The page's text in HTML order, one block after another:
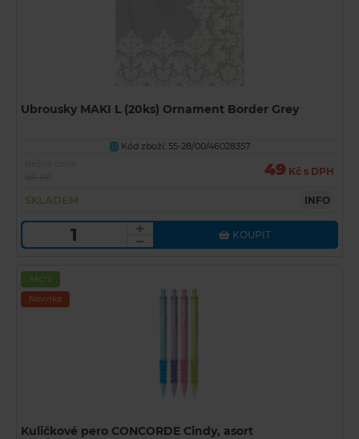
Ubrousky MAKI L (20ks) Ornament Border Grey
U Kód zboží: 55-28/00/46028357
49 Kč s DPH
SKLADEM INFO
KOUPIT
Akční
Novinka
Kuličkové pero CONCORDE Cindy, asort